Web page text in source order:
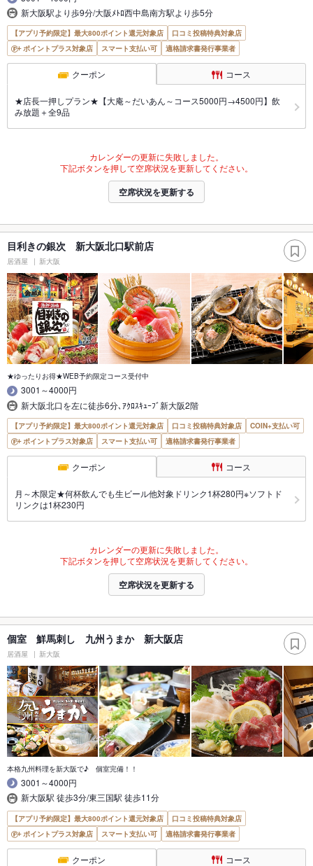
新大阪駅より歩9分/大阪ﾒﾄﾛ西中島南方駅より歩5分
【アプリ予約限定】最大800ポイント還元対象店
口コミ投稿特典対象店
ポイントプラス対象店
スマート支払い可 適格請求書発行事業者
クーポン コース
★店長一押しプラン★【大庵～だいあん～コース5000円→4500円】飲
み放題＋全9品
カレンダーの更新に失敗しました。
下記ボタンを押して空席状況を更新してください。
空席状況を更新する
目利きの銀次 新大阪北口駅前店
居酒屋 新大阪
★ゆったりお得★WEB予約限定コース受付中
3001～4000円
新大阪北口を左に徒歩6分､ｱｸﾛｽｷｭｰﾌﾞ新大阪2階
【アプリ予約限定】最大800ポイント還元対象店 口コミ投稿特典対象店
COIN+支払い可
ポイントプラス対象店
スマート支払い可 適格請求書発行事業者
クーポン コース
月～木限定★何杯飲んでも生ビール他対象ドリンク1杯280円※ソフトド
リンクは1杯230円
カレンダーの更新に失敗しました。
下記ボタンを押して空席状況を更新してください。
空席状況を更新する
個室 鮮馬刺し 九州うまか 新大阪店
居酒屋 新大阪
本格九州料理を新大阪で♪ 個室完備！！
3001～4000円
新大阪駅 徒歩3分/東三国駅 徒歩11分
【アプリ予約限定】最大800ポイント還元対象店
口コミ投稿特典対象店
ポイントプラス対象店
スマート支払い可 適格請求書発行事業者
クーポン コース